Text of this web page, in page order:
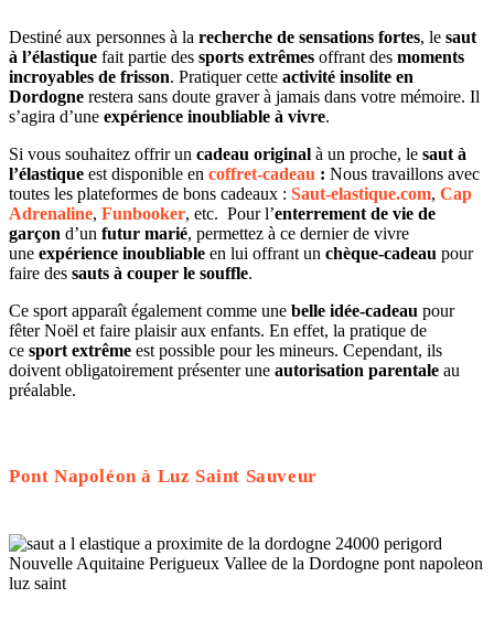
Destiné aux personnes à la recherche de sensations fortes, le saut
à l’élastique fait partie des sports extrêmes offrant des moments
incroyables de frisson. Pratiquer cette activité insolite en
Dordogne restera sans doute graver à jamais dans votre mémoire. Il
s’agira d’une expérience inoubliable à vivre.
Si vous souhaitez offrir un cadeau original à un proche, le saut à
l’élastique est disponible en coffret-cadeau : Nous travaillons avec
toutes les plateformes de bons cadeaux : Saut-elastique.com, Cap
Adrenaline, Funbooker, etc. Pour l’enterrement de vie de
garçon d’un futur marié, permettez à ce dernier de vivre
une expérience inoubliable en lui offrant un chèque-cadeau pour
faire des sauts à couper le souffle.
Ce sport apparaît également comme une belle idée-cadeau pour
fêter Noël et faire plaisir aux enfants. En effet, la pratique de
ce sport extrême est possible pour les mineurs. Cependant, ils
doivent obligatoirement présenter une autorisation parentale au
préalable.
Pont Napoléon à Luz Saint Sauveur